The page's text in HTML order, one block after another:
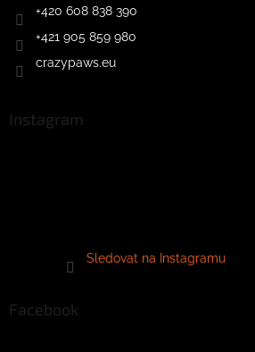
+420 608 838 390
+421 905 859 980
crazypaws.eu
Instagram
Sledovat na Instagramu
Facebook